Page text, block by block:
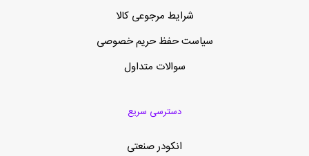
شرایط مرجوعی کالا
سیاست حفظ حریم خصوصی
سوالات متداول
دسترسی سریع
انکودر صنعتی